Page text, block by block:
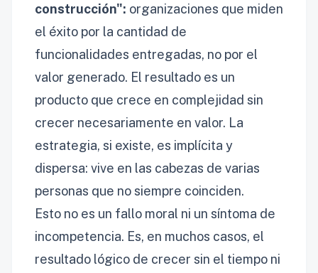
construcción": organizaciones que miden
el éxito por la cantidad de
funcionalidades entregadas, no por el
valor generado. El resultado es un
producto que crece en complejidad sin
crecer necesariamente en valor. La
estrategia, si existe, es implícita y
dispersa: vive en las cabezas de varias
personas que no siempre coinciden.
Esto no es un fallo moral ni un síntoma de
incompetencia. Es, en muchos casos, el
resultado lógico de crecer sin el tiempo ni